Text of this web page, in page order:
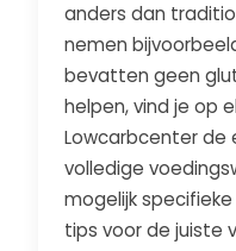
anders dan
nemen
bevatten geen
helpen, vind je op
Lowcarbcenter de
volledige
mogelijk
tips voor de juiste